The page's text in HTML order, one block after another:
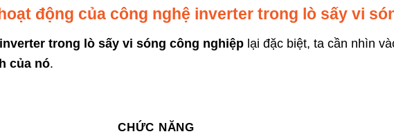
động của công nghệ inverter trong lò sấy vi
trong lò sấy vi sóng công nghiệp lại đặc biệt, ta cần nhìn
của nó.
CHỨC NĂNG